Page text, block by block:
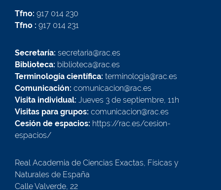
Tfno: 917 014 230
Tfno : 917 014 231
Secretaría: secretaria@rac.es
Biblioteca: biblioteca@rac.es
Terminología científica: terminologia@rac.es
Comunicación: comunicacion@rac.es
Visita individual: Jueves 3 de septiembre, 11h
Visitas para grupos: comunicacion@rac.es
Cesión de espacios: https://rac.es/cesion-
espacios/
Real Academia de Ciencias Exactas, Físicas y
Naturales de España
Calle Valverde, 22